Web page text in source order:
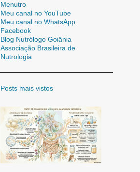
Menutro
Meu canal no YouTube
Meu canal no WhatsApp
Facebook
Blog Nutrólogo Goiânia
Associação Brasileira de
Nutrologia
Posts mais vistos